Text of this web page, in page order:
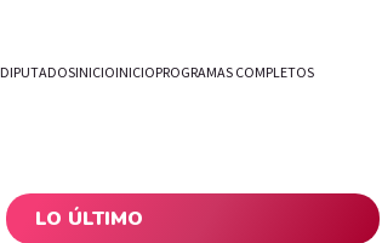
DIPUTADOSINICIOINICIOPROGRAMAS COMPLETOS
LO ÚLTIMO